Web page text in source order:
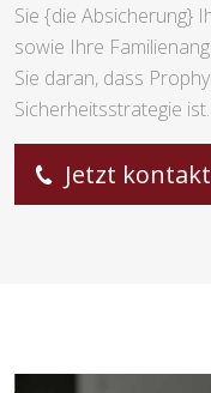
Sie {die Absicherung}
sowie Ihre
Sie daran, dass
Sicherheitsstrategie ist.
Jetzt